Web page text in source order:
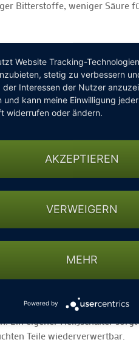
Bitterstoffe, weniger Säure
wohl besten
Design. Die SCA & ECBC
Lebenserwartung und
und Design.
Die
abschaltet, so
der Maschine (ideale
schon fast ﬁ x verlangter
in der Kanne mischt.
Ein eigener Heißschalter
Teile wiederverwertbar.
Website Tracking-
stetig zu verbessern
Interessen der Nutzer
und kann meine Einwilligung
widerrufen oder ändern.
AKZEPTIEREN
VERWEIGERN
MEHR
Powered by